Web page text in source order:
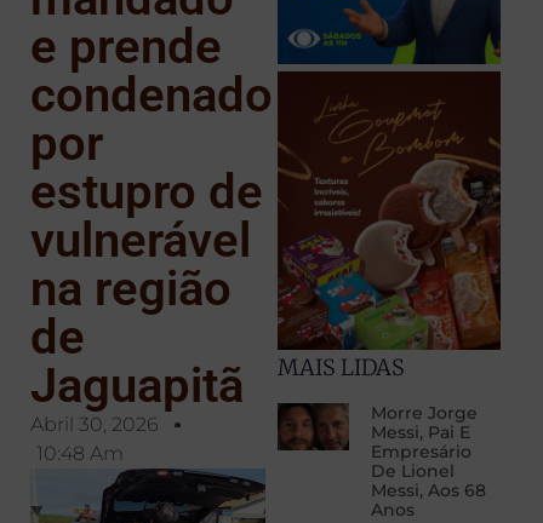
e prende
condenado
por
estupro de
vulnerável
na região
de
Jaguapitã
Abril 30, 2026
10:48 Am
MAIS LIDAS
Morre Jorge
Messi, Pai E
Empresário
De Lionel
Messi, Aos 68
Anos